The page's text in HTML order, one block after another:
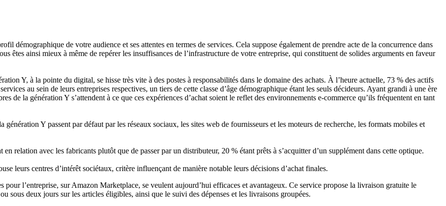
démographique de votre audience et ses attentes en termes de services. Cela suppose également de prendre acte de la concurrence dans
êtes ainsi mieux à même de repérer les insuffisances de l’infrastructure de votre entreprise, qui constituent de solides arguments en faveur
Y, à la pointe du digital, se hisse très vite à des postes à responsabilités dans le domaine des achats. À l’heure actuelle, 73 % des actifs
au sein de leurs entreprises respectives, un tiers de cette classe d’âge démographique étant les seuls décideurs. Ayant grandi à une ère
de la génération Y s’attendent à ce que ces expériences d’achat soient le reflet des environnements e-commerce qu’ils fréquentent en tant
Y passent par défaut par les réseaux sociaux, les sites web de fournisseurs et les moteurs de recherche, les formats mobiles et
relation avec les fabricants plutôt que de passer par un distributeur, 20 % étant prêts à s’acquitter d’un supplément dans cette optique.
leurs centres d’intérêt sociétaux, critère influençant de manière notable leurs décisions d’achat finales.
pour l’entreprise, sur Amazon Marketplace, se veulent aujourd’hui efficaces et avantageux. Ce service propose la livraison gratuite le
sous deux jours sur les articles éligibles, ainsi que le suivi des dépenses et les livraisons groupées.